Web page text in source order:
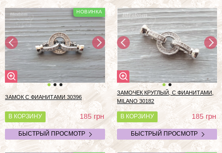
ЗАМОК С ФИАНИТАМИ 30396
В КОРЗИНУ 185грн
БЫСТРЫЙ ПРОСМОТР
ЗАМОЧЕК КРУГЛЫЙ, С ФИАНИТАМИ,
MILANO 30182
В КОРЗИНУ 185грн
БЫСТРЫЙ ПРОСМОТР